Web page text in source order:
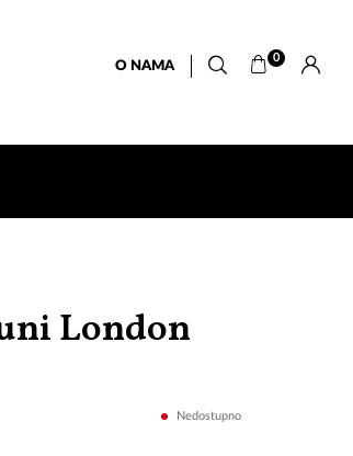
O NAMA
0
London
Nedostupno